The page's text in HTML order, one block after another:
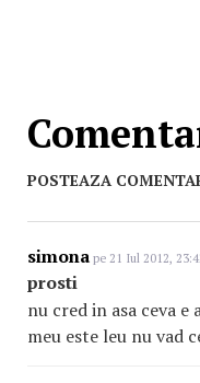
POSTEAZA
simona pe 21 Iul 2012,
prosti
nu cred in asa ceva
meu este leu nu vad